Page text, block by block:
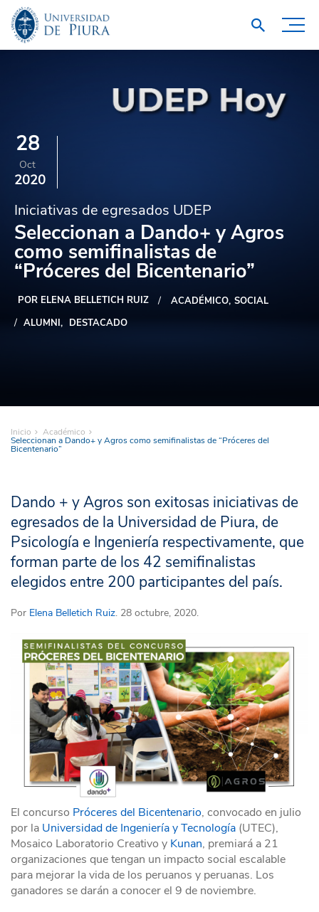
28
Oct
2020
Iniciativas de egresados UDEP
Seleccionan a Dando+ y Agros
como semifinalistas de
“Próceres del Bicentenario”
POR ELENA BELLETICH RUIZ ACADÉMICO SOCIAL
ALUMNI
DESTACADO
Inicio Académico
Seleccionan a Dando+ y Agros como semifinalistas de “Próceres del
Bicentenario”
Dando + y Agros son exitosas iniciativas de
egresados de la Universidad de Piura, de
Psicología e Ingeniería respectivamente, que
forman parte de los 42 semifinalistas
elegidos entre 200 participantes del país.
Por Elena Belletich Ruiz. 28 octubre, 2020.
El concurso Próceres del Bicentenario, convocado en julio
por la Universidad de Ingeniería y Tecnología (UTEC),
Mosaico Laboratorio Creativo y Kunan, premiará a 21
organizaciones que tengan un impacto social escalable
para mejorar la vida de los peruanos y peruanas. Los
ganadores se darán a conocer el 9 de noviembre.